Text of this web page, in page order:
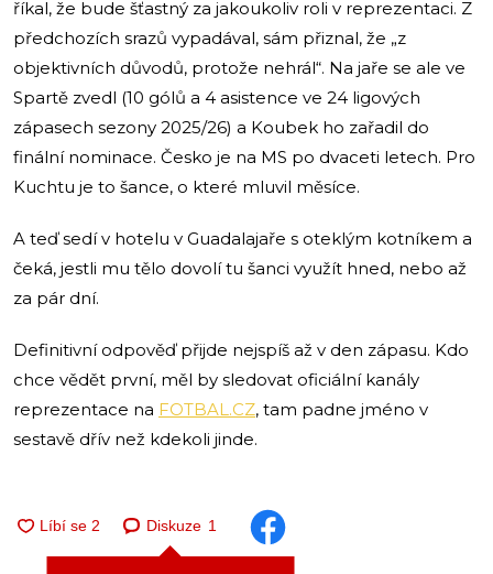
říkal, že bude šťastný za jakoukoliv roli v reprezentaci. Z
předchozích srazů vypadával, sám přiznal, že „z
objektivních důvodů, protože nehrál“. Na jaře se ale ve
Spartě zvedl (10 gólů a 4 asistence ve 24 ligových
zápasech sezony 2025/26) a Koubek ho zařadil do
finální nominace. Česko je na MS po dvaceti letech. Pro
Kuchtu je to šance, o které mluvil měsíce.
A teď sedí v hotelu v Guadalajaře s oteklým kotníkem a
čeká, jestli mu tělo dovolí tu šanci využít hned, nebo až
za pár dní.
Definitivní odpověď přijde nejspíš až v den zápasu. Kdo
chce vědět první, měl by sledovat oficiální kanály
reprezentace na FOTBAL.CZ, tam padne jméno v
sestavě dřív než kdekoli jinde.
Diskuze 1